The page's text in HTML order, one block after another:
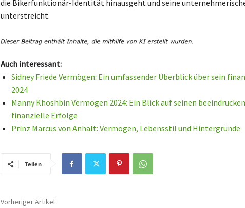
die Bikerfunktionär-Identität hinausgeht und seine
unterstreicht.
Auch interessant:
Sidney Friede Vermögen: Ein umfassender Überblick über sein
2024
Manny Khoshbin Vermögen 2024: Ein Blick auf seinen
finanzielle Erfolge
Prinz Marcus von Anhalt: Vermögen, Lebensstil und Hintergründe
Teilen
Vorheriger Artikel